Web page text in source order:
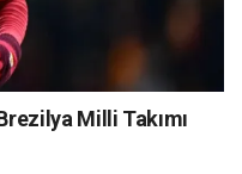
Milli Takımı